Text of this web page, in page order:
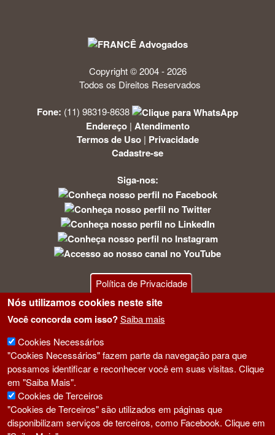
Política de Privacidade
Nós utilizamos cookies neste site
Você concorda com isso? Saiba mais
Cookies Necessários
"Cookies Necessários" fazem parte da navegação para que
possamos identificar e reconhecer você em suas visitas. Clique
em "Saiba Mais".
Cookies de Terceiros
"Cookies de Terceiros" são utilizados em páginas que
disponibilizam serviços de terceiros, como Facebook. Clique em
Copyright © 2004 - 2026
Todos os Direitos Reservados
Fone: (11) 98319-8638
Endereço| Atendimento
Termos de Uso| Privacidade
Cadastre-se
Siga-nos: